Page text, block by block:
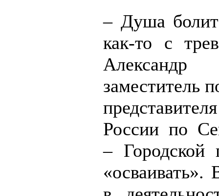
– Душа
как-то с
заместитель
России по
– Городской
«осваивать».